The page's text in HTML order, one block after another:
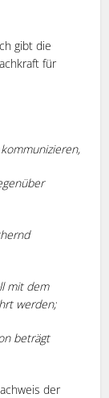
gibt die
für
mit dem
werden;
beträgt
der